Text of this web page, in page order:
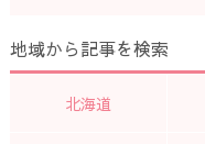
地域から記事を検索
北海道